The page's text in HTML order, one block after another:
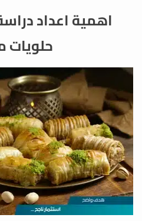
اهمية اعداد
حلويات